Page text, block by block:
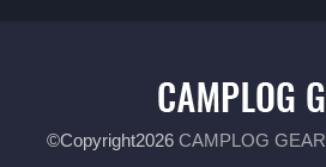
©Copyright2026 CAMPLOG GEAR